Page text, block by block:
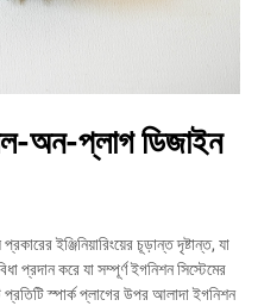
অন-প্লাগ ডিজাইন
ইঞ্জিনিয়ারিংয়ের চূড়ান্ত দৃষ্টান্ত, যা
প্রদান করে যা সম্পূর্ণ ইগনিশন সিস্টেমের
প্রতিটি স্পার্ক প্লাগের উপর আলাদা ইগনিশন